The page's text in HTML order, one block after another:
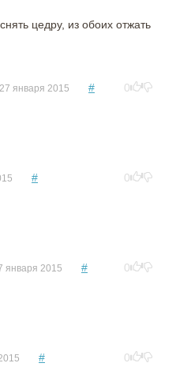
цедру, из обоих отжать
27 января 2015 # 0
# 0
января 2015 # 0
# 0